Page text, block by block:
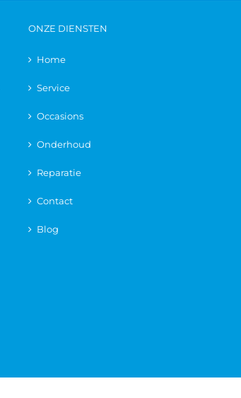
ONZE DIENSTEN
Home
Service
Occasions
Onderhoud
Reparatie
Contact
Blog